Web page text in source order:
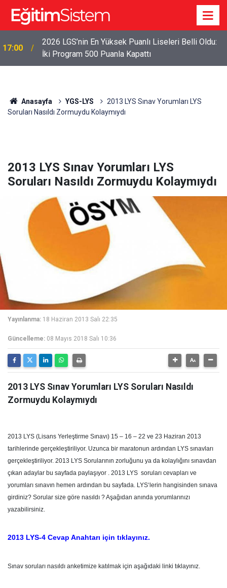
17:00
2026 LGS’nin En Yüksek Puanlı Liseleri Belli Oldu:
İki Program 500 Puanla Kapattı
Anasayfa YGS-LYS
2013 LYS Sınav Yorumları LYS
Soruları Nasıldı Zormuydu Kolaymıydı
2013 LYS Sınav Yorumları LYS
Soruları Nasıldı Zormuydu Kolaymıydı
Yayınlanma: 18 Haziran 2013 Salı 22:35
Güncelleme: 08 Mayıs 2018 Salı 10:36
2013 LYS Sınav Yorumları LYS Soruları Nasıldı
Zormuydu Kolaymıydı
2013 LYS (Lisans Yerleştirme Sınavı) 15 – 16 – 22 ve 23 Haziran 2013
tarihlerinde gerçekleştiriliyor. Uzunca bir maratonun ardından LYS sınavları
gerçekleştiriliyor. 2013 LYS Sorularının zorluğunu ya da kolaylığını sınavdan
çıkan adaylar bu sayfada paylaşıyor . 2013 LYS soruları cevapları ve
yorumları sınavın hemen ardından bu sayfada. LYS‘lerin hangisinden sınava
girdiniz? Sorular size göre nasıldı ? Aşağıdan anında yorumlarınızı
yazabilirsiniz.
2013 LYS-4 Cevap Anahtarı için tıklayınız.
Sınav soruları nasıldı anketimize katılmak için aşağıdaki linki tıklayınız.